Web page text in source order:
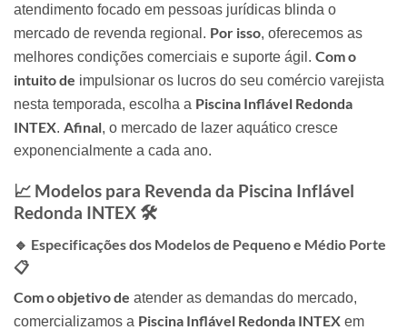
atendimento focado em pessoas jurídicas blinda o
mercado de revenda regional. Por isso, oferecemos as
melhores condições comerciais e suporte ágil. Com o
intuito de impulsionar os lucros do seu comércio varejista
nesta temporada, escolha a Piscina Inflável Redonda
INTEX. Afinal, o mercado de lazer aquático cresce
exponencialmente a cada ano.
📈 Modelos para Revenda da Piscina Inflável
Redonda INTEX 🛠️
🔹 Especificações dos Modelos de Pequeno e Médio Porte
📋
Com o objetivo de atender as demandas do mercado,
comercializamos a Piscina Inflável Redonda INTEX em